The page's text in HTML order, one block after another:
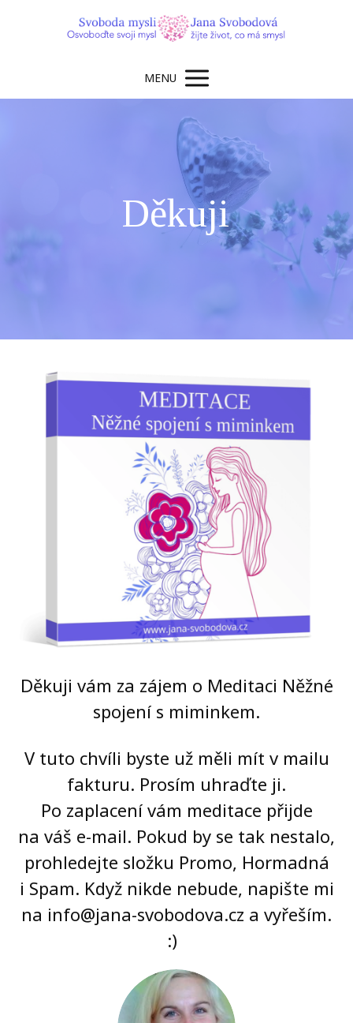
MENU
Děkuji
Děkuji vám za zájem o Meditaci Něžné
spojení s miminkem.
V tuto chvíli byste už měli mít v mailu
fakturu. Prosím uhraďte ji.
Po zaplacení vám meditace přijde
na váš e-mail. Pokud by se tak nestalo,
prohledejte složku Promo, Hormadná
i Spam. Když nikde nebude, napište mi
na info@jana-svobodova.cz a vyřeším.
:)